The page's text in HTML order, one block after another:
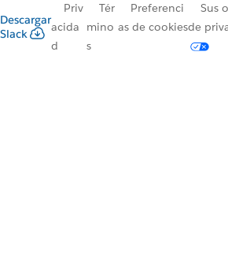
Descargar
Slack
Priv
acida
d
Tér
mino
s
Preferenci
as de cookies
Sus
de